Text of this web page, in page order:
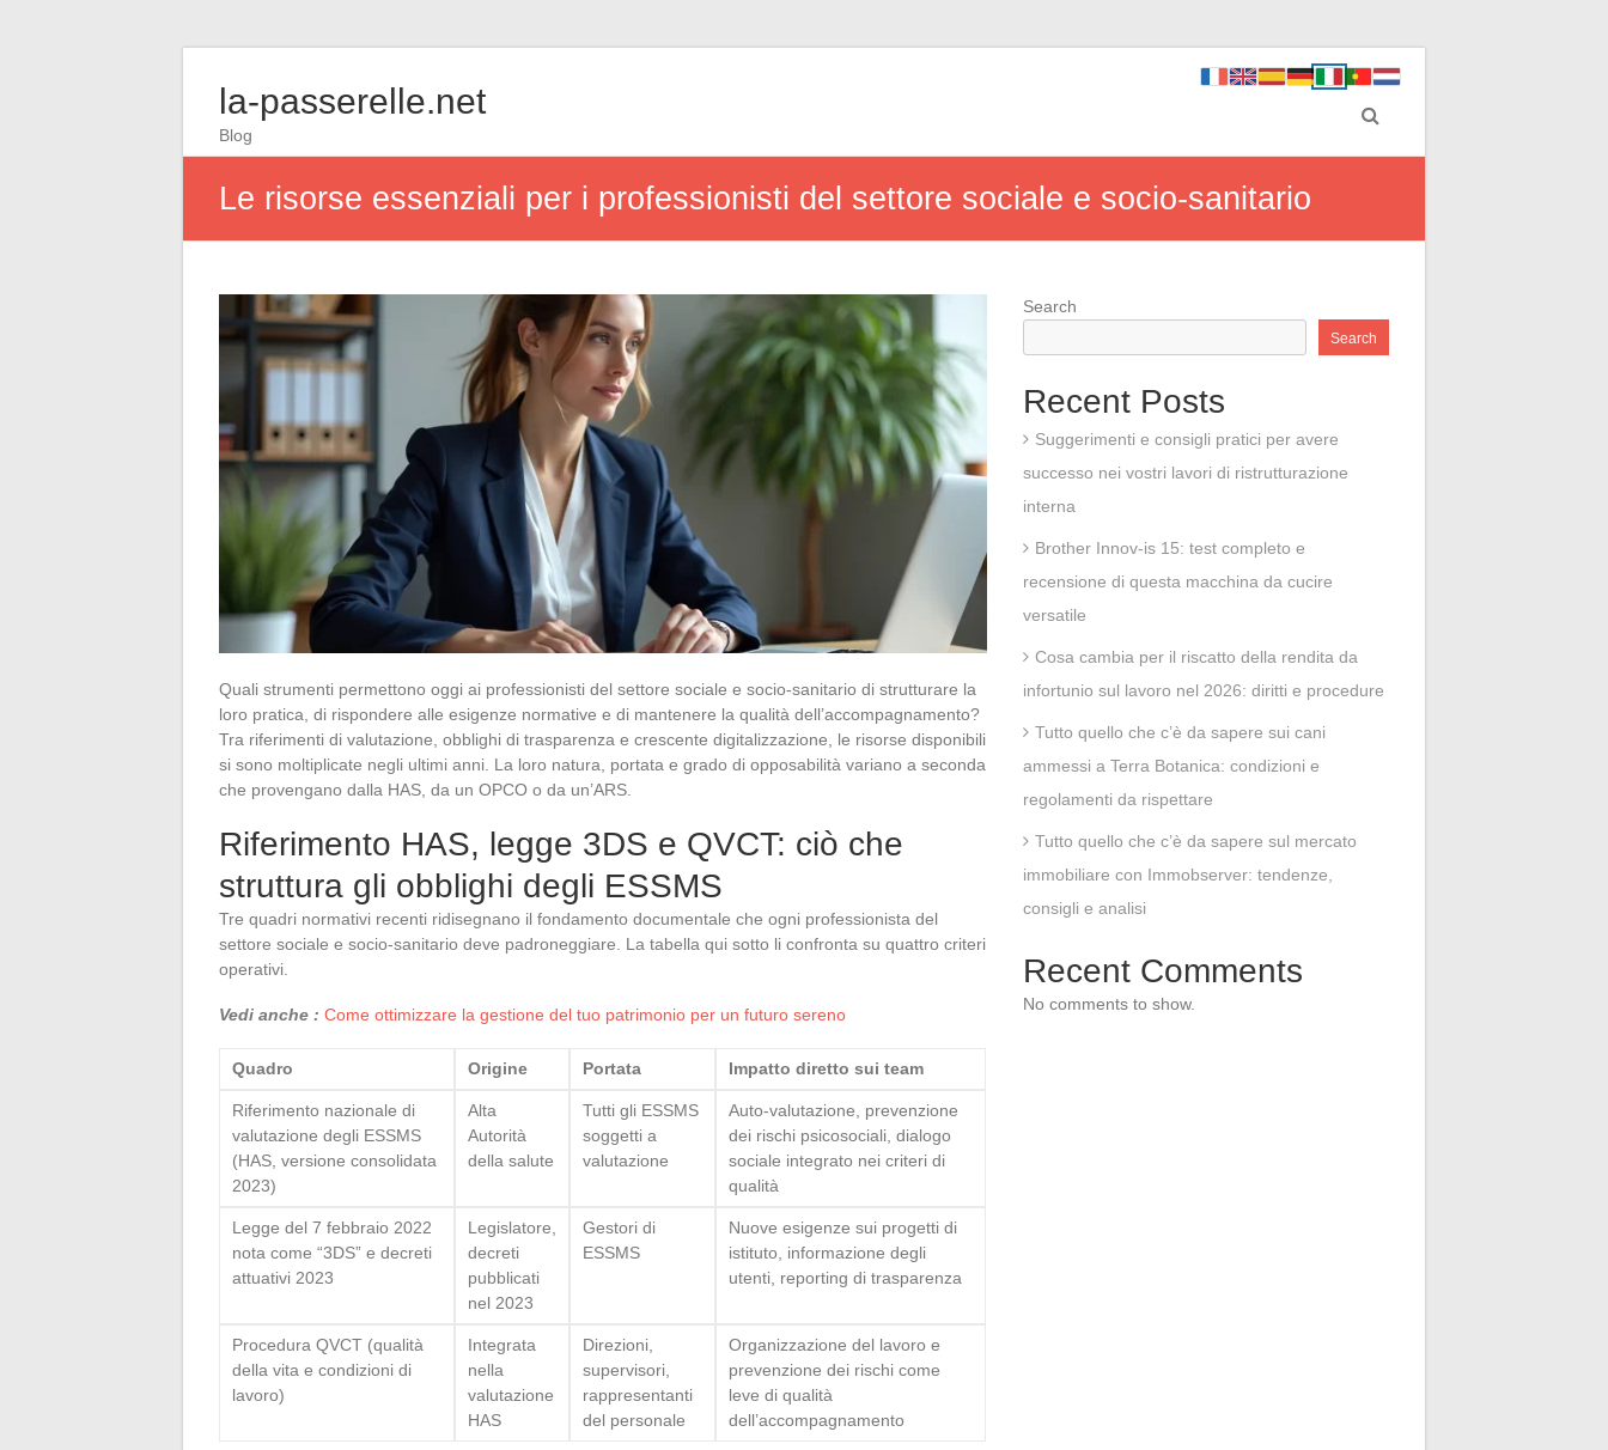
la-passerelle.net
Blog
Le risorse essenziali per i professionisti del settore sociale e socio-sanitario
Quali strumenti permettono oggi ai professionisti del settore sociale e socio-sanitario di strutturare la
loro pratica, di rispondere alle esigenze normative e di mantenere la qualità dell’accompagnamento?
Tra riferimenti di valutazione, obblighi di trasparenza e crescente digitalizzazione, le risorse disponibili
si sono moltiplicate negli ultimi anni. La loro natura, portata e grado di opposabilità variano a seconda
che provengano dalla HAS, da un OPCO o da un’ARS.
Riferimento HAS, legge 3DS e QVCT: ciò che
struttura gli obblighi degli ESSMS
Tre quadri normativi recenti ridisegnano il fondamento documentale che ogni professionista del
settore sociale e socio-sanitario deve padroneggiare. La tabella qui sotto li confronta su quattro criteri
operativi.
Vedi anche : Come ottimizzare la gestione del tuo patrimonio per un futuro sereno
Quadro Origine Portata Impatto diretto sui team
Riferimento nazionale di
valutazione degli ESSMS
(HAS, versione consolidata
2023)
Alta
Autorità
della salute
Tutti gli ESSMS
soggetti a
valutazione
Auto-valutazione, prevenzione
dei rischi psicosociali, dialogo
sociale integrato nei criteri di
qualità
Legge del 7 febbraio 2022
nota come “3DS” e decreti
attuativi 2023
Legislatore,
decreti
pubblicati
nel 2023
Gestori di
ESSMS
Nuove esigenze sui progetti di
istituto, informazione degli
utenti, reporting di trasparenza
Procedura QVCT (qualità
della vita e condizioni di
lavoro)
Integrata
nella
valutazione
HAS
Direzioni,
supervisori,
rappresentanti
del personale
Organizzazione del lavoro e
prevenzione dei rischi come
leve di qualità
dell’accompagnamento
Search
Search
Recent Posts
Suggerimenti e consigli pratici per avere
successo nei vostri lavori di ristrutturazione
interna
Brother Innov-is 15: test completo e
recensione di questa macchina da cucire
versatile
Cosa cambia per il riscatto della rendita da
infortunio sul lavoro nel 2026: diritti e procedure
Tutto quello che c’è da sapere sui cani
ammessi a Terra Botanica: condizioni e
regolamenti da rispettare
Tutto quello che c’è da sapere sul mercato
immobiliare con Immobserver: tendenze,
consigli e analisi
Recent Comments
No comments to show.